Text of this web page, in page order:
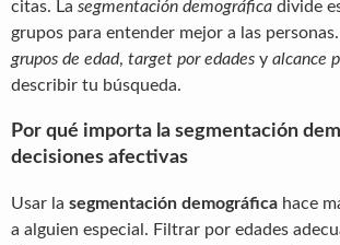
citas. La segmentación demográfica divide
grupos para entender mejor a las
grupos de edad, target por edades y alcance
describir tu búsqueda.
Por qué importa la segmentación
decisiones afectivas
Usar la segmentación demográfica hace
a alguien especial. Filtrar por edades